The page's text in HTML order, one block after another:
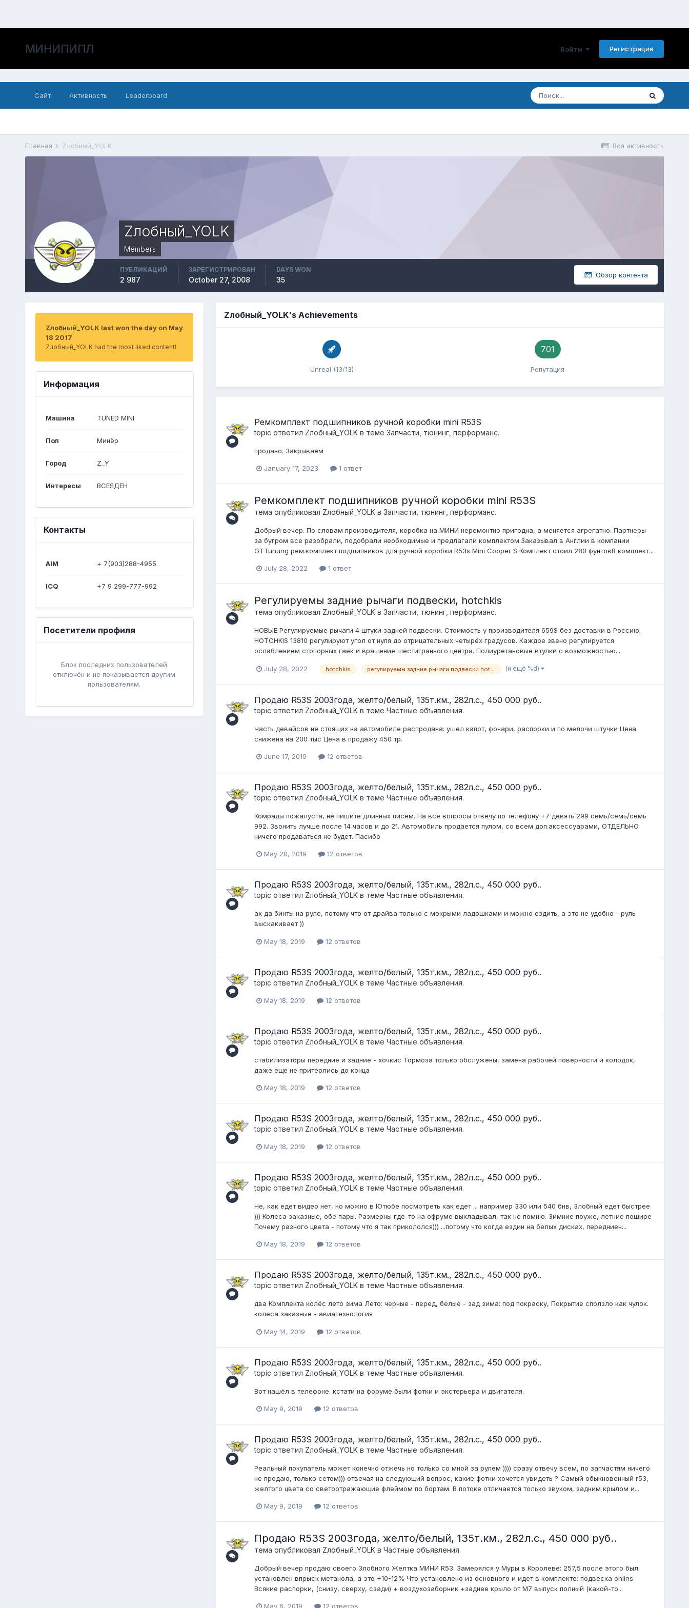
МИНИПИПЛ Войти Регистрация
Сайт Активность Leaderboard
Вся активность
Главная Zлобный_YOLK
Zлобный_YOLK
Members
Обзор контента
ПУБЛИКАЦИЙ
2 987
ЗАРЕГИСТРИРОВАН
October 27, 2008
DAYS WON
35
Zлобный_YOLK last won the day on May
18 2017
Zлобный_YOLK had the most liked content!
Информация
Машина TUNED MINI
Пол Минёр
Город Z_Y
Интересы ВСЕЯДЕН
Контакты
AIM + 7(903)288-4955
ICQ +7 9 299-777-992
Посетители профиля
Блок последних пользователей
отключён и не показывается другим
пользователям.
Zлобный_YOLK's Achievements
Unreal (13/13)
701
Репутация
Ремкомплект подшипников ручной коробки mini R53S
topic ответил Zлобный_YOLKв теме Запчасти, тюнинг, перформанс.
продано. Закрываем
January 17, 2023 1 ответ
Ремкомплект подшипников ручной коробки mini R53S
тема опубликовал Zлобный_YOLKв Запчасти, тюнинг, перформанс.
Добрый вечер. По словам производителя, коробка на МИНИ неремонтно пригодна, а меняется агрегатно. Партнеры
за бугром все разобрали, подобрали необходимые и предлагали комплектом.Заказывал в Англии в компании
GTTunung рем.комплект подшипников для ручной коробки R53s Mini Cooper S Комплект стоил 280 фунтовВ комплект...
July 28, 2022 1 ответ
Регулируемы задние рычаги подвески, hotchkis
тема опубликовал Zлобный_YOLKв Запчасти, тюнинг, перформанс.
НОВЫЕ Регулируемые рычаги 4 штуки задней подвески. Стоимость у производителя 659$ без доставки в Россию.
HOTCHKIS 13810 регулируют угол от нуля до отрицательных четырёх градусов. Каждое звено регулируется
ослаблением стопорных гаек и вращение шестигранного центра. Полиуретановые втулки с возможностью...
July 28, 2022 hotchkis регулируемы задние рычаги подвески hotchkis (и ещё %d)
Продаю R53S 2003года, желто/белый, 135т.км., 282л.с., 450 000 руб..
topic ответил Zлобный_YOLKв теме Частные объявления.
Часть девайсов не стоящих на автомобиле распродана: ушел капот, фонари, распорки и по мелочи штучки Цена
снижена на 200 тыс Цена в продажу 450 тр.
June 17, 2019 12 ответов
Продаю R53S 2003года, желто/белый, 135т.км., 282л.с., 450 000 руб..
topic ответил Zлобный_YOLKв теме Частные объявления.
Комрады пожалуста, не пишите длинных писем. На все вопросы отвечу по телефону +7 девять 299 семь/семь/семь
992. Звонить лучше после 14 часов и до 21. Автомобиль продается пулом, со всем доп.аксессуарами, ОТДЕЛЬНО
ничего продаваться не будет. Пасибо
May 20, 2019 12 ответов
Продаю R53S 2003года, желто/белый, 135т.км., 282л.с., 450 000 руб..
topic ответил Zлобный_YOLKв теме Частные объявления.
ах да бинты на руле, потому что от драйва только с мокрыми ладошками и можно ездить, а это не удобно - руль
выскакивает ))
May 18, 2019 12 ответов
Продаю R53S 2003года, желто/белый, 135т.км., 282л.с., 450 000 руб..
topic ответил Zлобный_YOLKв теме Частные объявления.
May 18, 2019 12 ответов
Продаю R53S 2003года, желто/белый, 135т.км., 282л.с., 450 000 руб..
topic ответил Zлобный_YOLKв теме Частные объявления.
стабилизаторы передние и задние - хочкис Тормоза только обслужены, замена рабочей поверности и колодок,
даже еще не притерлись до конца
May 18, 2019 12 ответов
Продаю R53S 2003года, желто/белый, 135т.км., 282л.с., 450 000 руб..
topic ответил Zлобный_YOLKв теме Частные объявления.
May 18, 2019 12 ответов
Продаю R53S 2003года, желто/белый, 135т.км., 282л.с., 450 000 руб..
topic ответил Zлобный_YOLKв теме Частные объявления.
Не, как едет видео нет, но можно в Ютюбе посмотреть как едет ... например 330 или 540 бнв, Злобный едет быстрее
))) Колеса заказные, обе пары. Размерны где-то на офруме выкладывал, так не помню. Зимние поуже, летние пошире
Почему разного цвета - потому что я так прикололся))) ...потому что когда ездин на белых дисках, передниен...
May 18, 2019 12 ответов
Продаю R53S 2003года, желто/белый, 135т.км., 282л.с., 450 000 руб..
topic ответил Zлобный_YOLKв теме Частные объявления.
два Комплекта колёс лето зима Лето: черные - перед, белые - зад зима: под покраску, Покрытие сползло как чулок.
колеса заказные - авиатехнология
May 14, 2019 12 ответов
Продаю R53S 2003года, желто/белый, 135т.км., 282л.с., 450 000 руб..
topic ответил Zлобный_YOLKв теме Частные объявления.
Вот нашёл в телефоне. кстати на форуме были фотки и экстерьера и двигателя.
May 9, 2019 12 ответов
Продаю R53S 2003года, желто/белый, 135т.км., 282л.с., 450 000 руб..
topic ответил Zлобный_YOLKв теме Частные объявления.
Реальный покупатель может конечно отжечь но только со мной за рулем )))) сразу отвечу всем, по запчастям ничего
не продаю, только сетом))) отвечая на следующий вопрос, какие фотки хочется увидеть ? Самый обыкновенный r53,
желтого цвета со светоотражающие флеймом по бортам. В потоке отличается только звуком, задним крылом и...
May 9, 2019 12 ответов
Продаю R53S 2003года, желто/белый, 135т.км., 282л.с., 450 000 руб..
тема опубликовал Zлобный_YOLKв Частные объявления.
Добрый вечер продаю своего Злобного Желтка МИНИ R53. Замерялся у Муры в Королеве: 257,5 после этого был
установлен впрыск метанола, а это +10-12% Что установлено из основного и идет в комплекте: подвеска ohlins
Всякие распорки, (снизу, сверху, сзади) + воздухозаборник +заднее крыло от M7 выпуск полный (какой-то...
May 6, 2019 12 ответов